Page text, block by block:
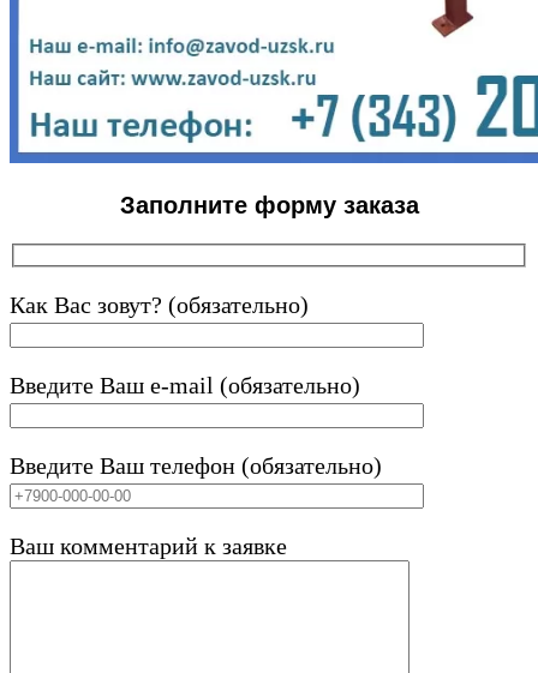
Заполните форму заказа
Как Вас зовут? (обязательно)
Введите Ваш e-mail (обязательно)
Введите Ваш телефон (обязательно)
Ваш комментарий к заявке